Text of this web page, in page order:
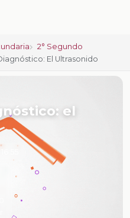
2° Segundo
El Ultrasonido
el